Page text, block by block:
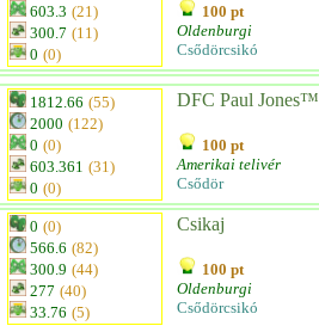
603.3 (21)
300.7 (11)
0 (0)
100 pt
Oldenburgi
Csődörcsikó
1812.66 (55)
2000 (122)
0 (0)
603.361 (31)
0 (0)
DFC Paul Jones™
100 pt
Amerikai telivér
Csődör
0 (0)
566.6 (82)
300.9 (44)
277 (40)
33.76 (5)
Csikaj
100 pt
Oldenburgi
Csődörcsikó